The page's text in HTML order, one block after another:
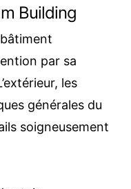
Building
par sa
les
générales du
soigneusement